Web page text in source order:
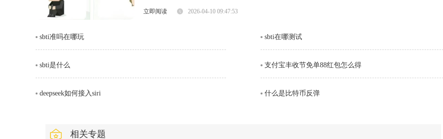
就为大家整理出 SBTI 在线测试官方网址，以及完整的测试攻略，轻松一键测出你的专属人格。
立即阅读 2026-04-10 09:47:53
sbti准吗在哪玩 sbti在哪测试
sbti是什么 支付宝丰收节免单88红包怎么得
deepseek如何接入siri 什么是比特币反弹
相关专题